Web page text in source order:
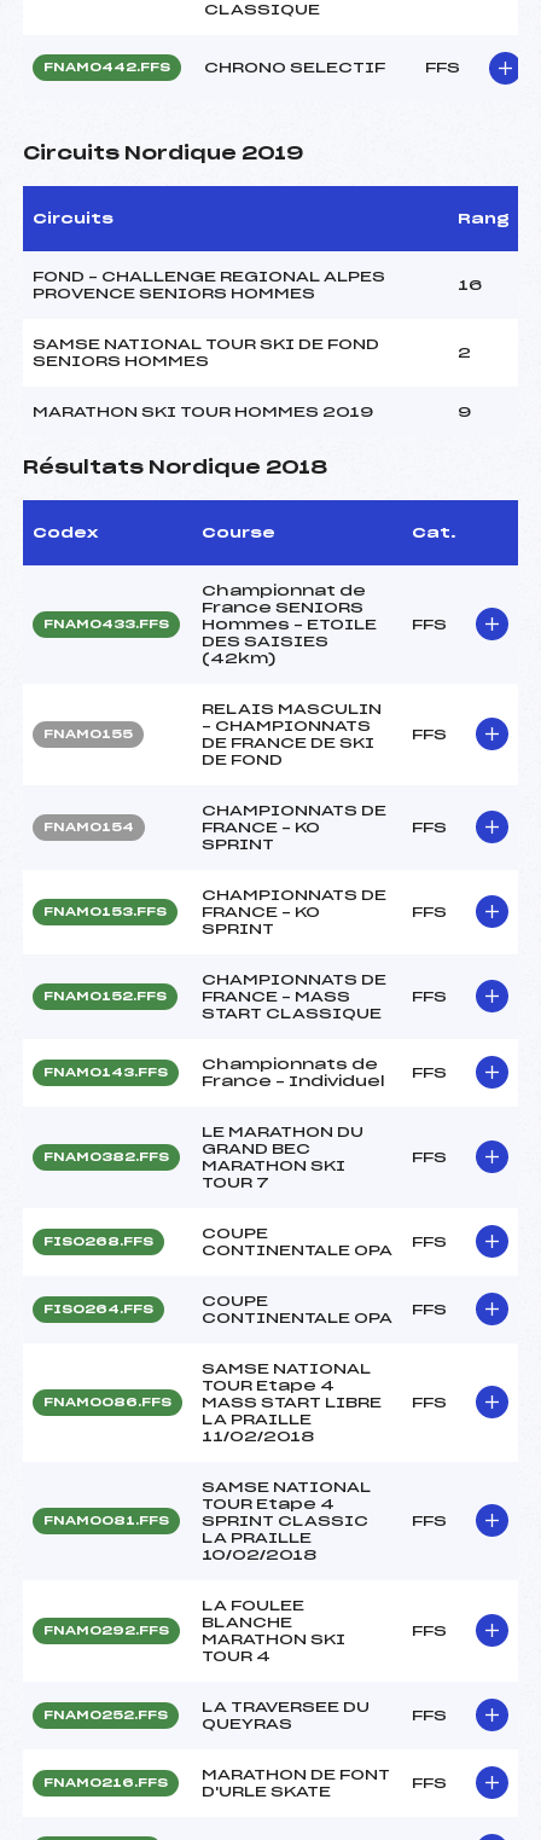
CLASSIQUE
FNAM0442.FFS CHRONO SELECTIF FFS
Circuits Nordique 2019
Circuits Rang
FOND – CHALLENGE REGIONAL ALPES
PROVENCE SENIORS HOMMES
16
SAMSE NATIONAL TOUR SKI DE FOND
SENIORS HOMMES
2
MARATHON SKI TOUR HOMMES 2019 9
Résultats Nordique 2018
Codex Course Cat.
FNAM0433.FFS
Championnat de
France SENIORS
Hommes – ETOILE
DES SAISIES
(42km)
FFS
FNAM0155
RELAIS MASCULIN
– CHAMPIONNATS
DE FRANCE DE SKI
DE FOND
FFS
FNAM0154
CHAMPIONNATS DE
FRANCE – KO
SPRINT
FFS
FNAM0153.FFS
CHAMPIONNATS DE
FRANCE – KO
SPRINT
FFS
FNAM0152.FFS
CHAMPIONNATS DE
FRANCE – MASS
START CLASSIQUE
FFS
FNAM0143.FFS
Championnats de
France – Individuel
FFS
FNAM0382.FFS
LE MARATHON DU
GRAND BEC
MARATHON SKI
TOUR 7
FFS
FIS0268.FFS
COUPE
CONTINENTALE OPA
FFS
FIS0264.FFS
COUPE
CONTINENTALE OPA
FFS
FNAM0086.FFS
SAMSE NATIONAL
TOUR Etape 4
MASS START LIBRE
LA PRAILLE
11/02/2018
FFS
FNAM0081.FFS
SAMSE NATIONAL
TOUR Etape 4
SPRINT CLASSIC
LA PRAILLE
10/02/2018
FFS
FNAM0292.FFS
LA FOULEE
BLANCHE
MARATHON SKI
TOUR 4
FFS
FNAM0252.FFS
LA TRAVERSEE DU
QUEYRAS
FFS
FNAM0216.FFS
MARATHON DE FONT
D'URLE SKATE
FFS